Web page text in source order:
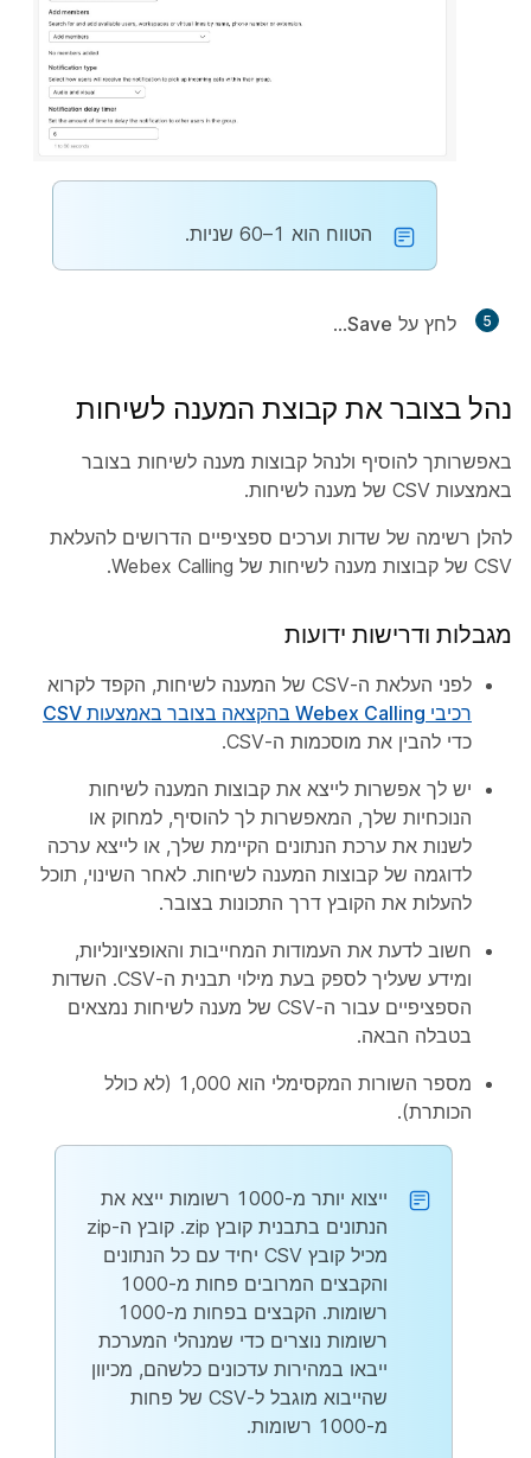
הטווח הוא 1–60 שניות.
5 לחץ על Save
...
נהל בצובר את קבוצת המענה לשיחות
באפשרותך להוסיף ולנהל קבוצות מענה לשיחות בצובר
באמצעות CSV של מענה לשיחות.
להלן רשימה של שדות וערכים ספציפיים הדרושים להעלאת
CSV של קבוצות מענה לשיחות של Webex Calling.
מגבלות ודרישות ידועות
לפני העלאת ה-CSV של המענה לשיחות, הקפד לקרוא
רכיבי Webex Calling בהקצאה בצובר באמצעות CSV
כדי להבין את מוסכמות ה-CSV.
יש לך אפשרות לייצא את קבוצות המענה לשיחות
הנוכחיות שלך, המאפשרות לך להוסיף, למחוק או
לשנות את ערכת הנתונים הקיימת שלך, או לייצא ערכה
לדוגמה של קבוצות המענה לשיחות. לאחר השינוי, תוכל
להעלות את הקובץ דרך התכונות בצובר.
חשוב לדעת את העמודות המחייבות והאופציונליות,
ומידע שעליך לספק בעת מילוי תבנית ה-CSV. השדות
הספציפיים עבור ה-CSV של מענה לשיחות נמצאים
בטבלה הבאה.
מספר השורות המקסימלי הוא 1,000 (לא כולל
הכותרת).
ייצוא יותר מ-1000 רשומות ייצא את
הנתונים בתבנית קובץ zip. קובץ ה-zip
מכיל קובץ CSV יחיד עם כל הנתונים
והקבצים המרובים פחות מ-1000
רשומות. הקבצים בפחות מ-1000
רשומות נוצרים כדי שמנהלי המערכת
ייבאו במהירות עדכונים כלשהם, מכיוון
שהייבוא מוגבל ל-CSV של פחות
מ-1000 רשומות.